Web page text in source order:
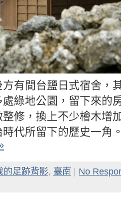
有間台鹽日式宿舍，
綠地公園，留下來的
修，換上不少檜木增
代所留下的歷史一角
的足跡背影, 臺南
No